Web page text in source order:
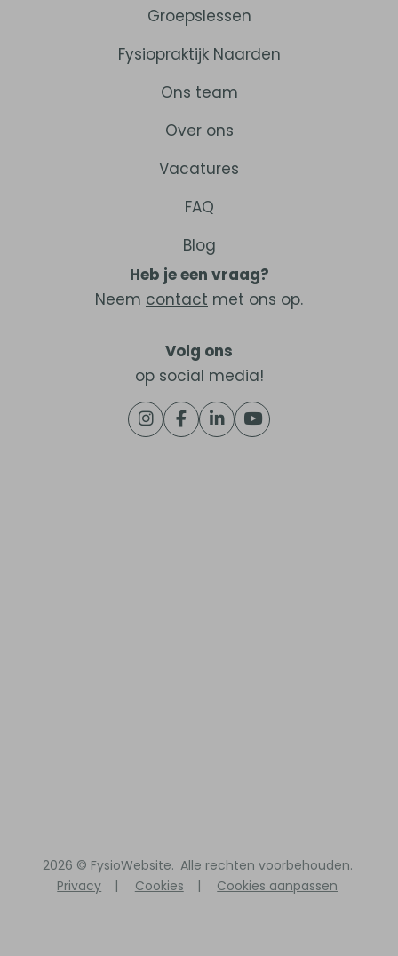
Groepslessen
Fysiopraktijk Naarden
Ons team
Over ons
Vacatures
FAQ
Blog
Heb je een vraag?
Neem contact met ons op.
Volg ons
op social media!
2026 © FysioWebsite. Alle rechten voorbehouden.
Privacy
| Cookies | Cookies aanpassen